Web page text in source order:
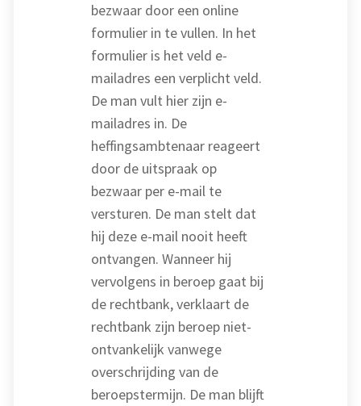
bezwaar door een online
formulier in te vullen. In het
formulier is het veld e-
mailadres een verplicht veld.
De man vult hier zijn e-
mailadres in. De
heffingsambtenaar reageert
door de uitspraak op
bezwaar per e-mail te
versturen. De man stelt dat
hij deze e-mail nooit heeft
ontvangen. Wanneer hij
vervolgens in beroep gaat bij
de rechtbank, verklaart de
rechtbank zijn beroep niet-
ontvankelijk vanwege
overschrijding van de
beroepstermijn. De man blijft